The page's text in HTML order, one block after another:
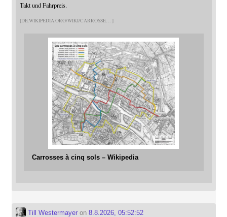
Takt und Fahrpreis.
DE.WIKIPEDIA.ORG/WIKI/CARROSSE
Carrosses à cinq sols – Wikipedia
Till Westermayeron 8.8.2026, 05:52:52